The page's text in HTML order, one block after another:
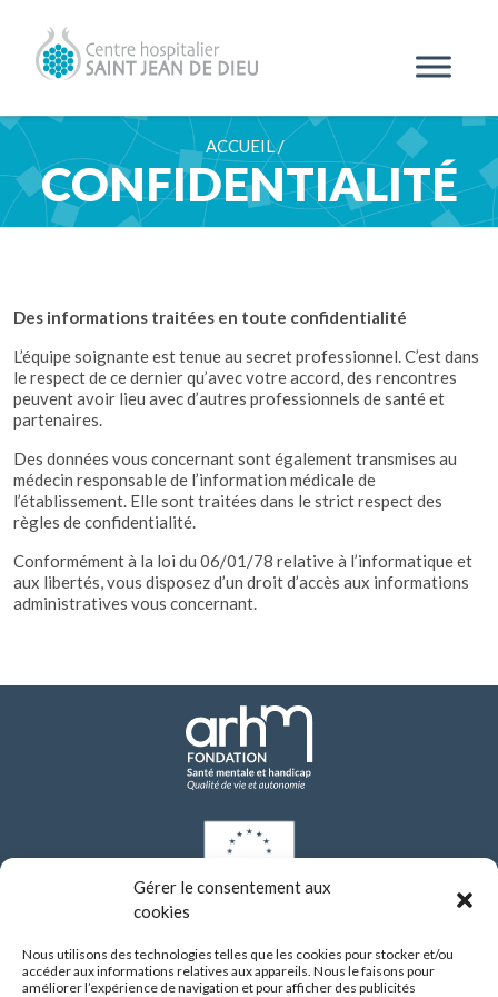
Gérer le consentement aux
cookies
Nous utilisons des technologies telles que les cookies pour stocker et/ou
accéder aux informations relatives aux appareils. Nous le faisons pour
améliorer l’expérience de navigation et pour afficher des publicités
ACCUEIL /
CONFIDENTIALITÉ
Des informations traitées en toute confidentialité
L’équipe soignante est tenue au secret professionnel. C’est dans
le respect de ce dernier qu’avec votre accord, des rencontres
peuvent avoir lieu avec d’autres professionnels de santé et
partenaires.
Des données vous concernant sont également transmises au
médecin responsable de l’information médicale de
l’établissement. Elle sont traitées dans le strict respect des
règles de confidentialité.
Conformément à la loi du 06/01/78 relative à l’informatique et
aux libertés, vous disposez d’un droit d’accès aux informations
administratives vous concernant.
national de relance et de résilience (PNRR), via le programme NextGenerationEU.